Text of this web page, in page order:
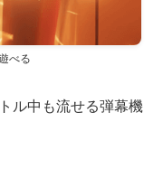
べる
ル中も流せる弾幕機